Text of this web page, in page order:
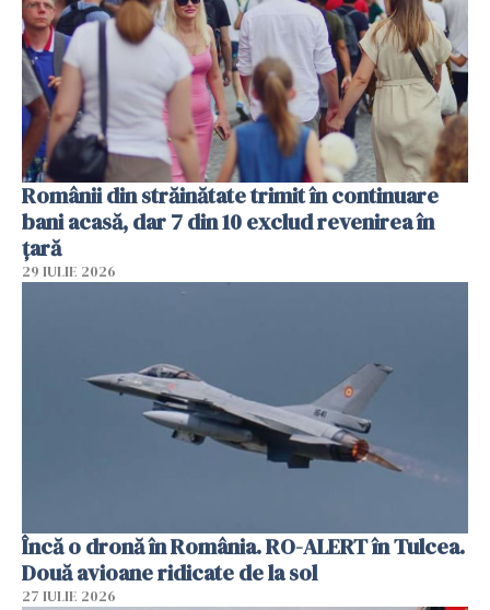
Românii din străinătate trimit în continuare
bani acasă, dar 7 din 10 exclud revenirea în
țară
29 IULIE 2026
Încă o dronă în România. RO-ALERT în Tulcea.
Două avioane ridicate de la sol
27 IULIE 2026